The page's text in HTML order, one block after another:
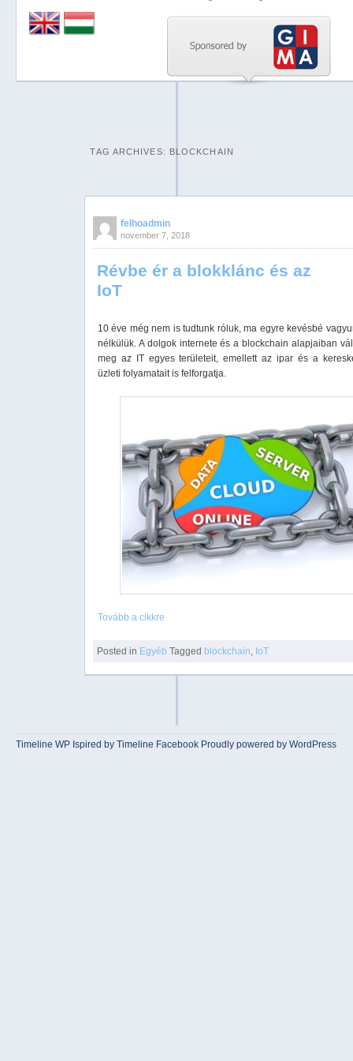
TAG ARCHIVES: BLOCKCHAIN
felhoadmin
november 7, 2018
Révbe ér a blokklánc és az
IoT
10 éve még nem is tudtunk róluk, ma egyre kevésbé
nélkülük. A dolgok internete és a blockchain alapjaiban
meg az IT egyes területeit, emellett az ipar és a
üzleti folyamatait is felforgatja.
Tovább a cikkre
Posted in Egyéb Tagged blockchain, IoT
Timeline WP Ispired byTimeline Facebook Proudly powered by WordPress